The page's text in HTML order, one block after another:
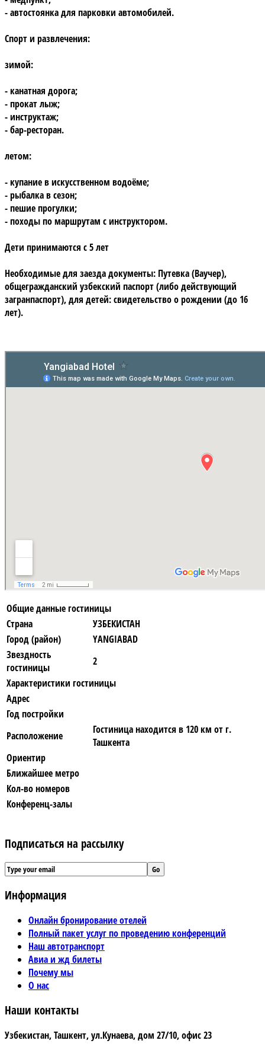
- автостоянка для парковки автомобилей.
Спорт и развлечения:
зимой:
- канатная дорога;
- прокат лыж;
- инструктаж;
- бар-ресторан.
летом:
- купание в искусственном водоёме;
- рыбалка в сезон;
- пешие прогулки;
- походы по маршрутам с инструктором.
Дети принимаются с 5 лет
Необходимые для заезда документы: Путевка (Ваучер),
общегражданский узбекский паспорт (либо действующий
загранпаспорт), для детей: свидетельство о рождении (до 16
лет).
Общие данные гостиницы
Страна
УЗБЕКИСТАН
Город (район)
YANGIABAD
Звездность
гостиницы
2
Характеристики гостиницы
Адрес
Год постройки
Расположение
Гостиница находится в 120 км от г.
Ташкента
Ориентир
Ближайшее метро
Кол-во номеров
Конференц-залы
Подписаться на рассылку
Информация
Онлайн бронирование отелей
Полный пакет услуг по проведению конференций
Наш автотранспорт
Авиа и жд билеты
Почему мы
О нас
Наши контакты
Узбекистан, Ташкент, ул.Кунаева, дом 27/10, офис 23